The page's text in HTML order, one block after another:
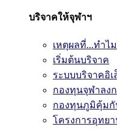
บริจาคให้จุฬาฯ
เหตุผลที่...ทำไ
เริ่มต้นบริจาค
ระบบบริจาคอิ
กองทุนจุฬาลง
กองทุนภูมิคุ้มกั
โครงการอุทย